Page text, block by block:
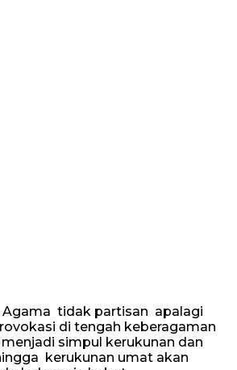
Agama tidak partisan apalagi
di tengah keberagaman
menjadi simpul kerukunan dan
kerukunan umat akan